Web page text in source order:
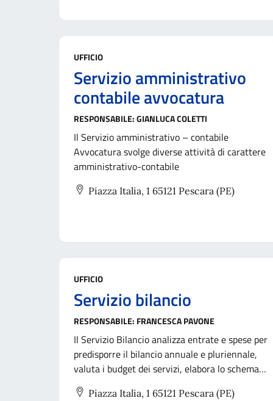
UFFICIO
Servizio amministrativo
contabile avvocatura
RESPONSABILE:GIANLUCA COLETTI
Il Servizio amministrativo – contabile
Avvocatura svolge diverse attività di carattere
amministrativo-contabile
Piazza Italia, 1 65121 Pescara (PE)
UFFICIO
Servizio bilancio
RESPONSABILE: FRANCESCA PAVONE
Il Servizio Bilancio analizza entrate e spese per
predisporre il bilancio annuale e pluriennale,
valuta i budget dei servizi, elabora lo schema
del PEG e lo sottopone alla Giunta, fornendo la
base economico-finanziaria per il bilancio
Piazza Italia, 1 65121 Pescara (PE)